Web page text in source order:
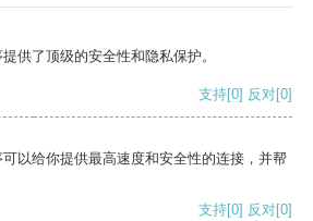
供了顶级的安全性和隐私保护。
支持[0] 反对[0]
以给你提供最高速度和安全性的连接，并帮
支持[0] 反对[0]